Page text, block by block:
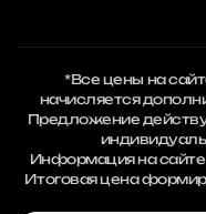
*Все цены на
начисляется
Предложение
Информация на
Итоговая цена